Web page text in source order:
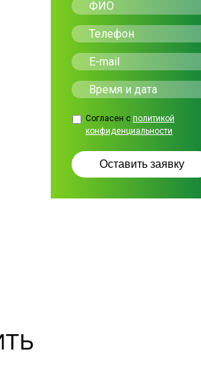
Согласен с политикой
конфиденциальности